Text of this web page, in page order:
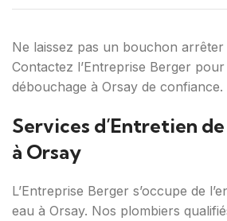
Ne laissez pas un bouchon arrêter
Contactez l’Entreprise Berger
débouchage à Orsay de confiance.
Services d’Entretien
à Orsay
L’Entreprise Berger s’occupe de
eau à Orsay. Nos plombiers